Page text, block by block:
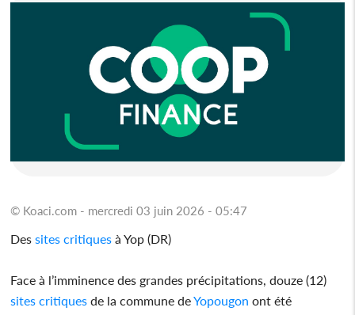
© Koaci.com - mercredi 03 juin 2026 - 05:47
Dessites critiques à Yop (DR)
Face à l’imminence des grandes précipitations, douze (12)
sites critiques de la commune deYopougon ont été